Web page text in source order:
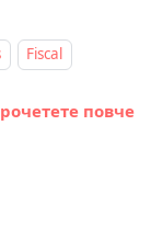
Fiscal
повче